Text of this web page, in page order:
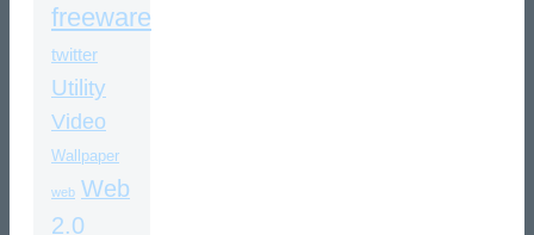
freeware
twitter
Utility
Video
Wallpaper
web Web
2.0